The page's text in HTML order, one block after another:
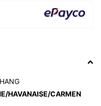
HAVANAISE/CARMEN